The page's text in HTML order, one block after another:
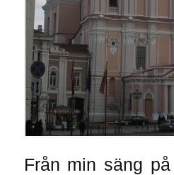
Från min säng